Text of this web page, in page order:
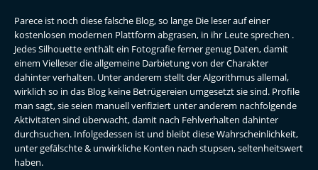
Parece ist noch diese falsche Blog, so lange Die leser auf einer
kostenlosen modernen Plattform abgrasen, in ihr Leute sprechen .
Jedes Silhouette enthält ein Fotografie ferner genug Daten, damit
einem Vielleser die allgemeine Darbietung von der Charakter
dahinter verhalten. Unter anderem stellt der Algorithmus allemal,
wirklich so in das Blog keine Betrügereien umgesetzt sie sind. Profile
man sagt, sie seien manuell verifiziert unter anderem nachfolgende
Aktivitäten sind überwacht, damit nach Fehlverhalten dahinter
durchsuchen. Infolgedessen ist und bleibt diese Wahrscheinlichkeit,
unter gefälschte & unwirkliche Konten nach stupsen, seltenheitswert
haben.